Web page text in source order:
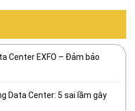
Center EXFO – Đảm bảo
Data Center: 5 sai lầm gây